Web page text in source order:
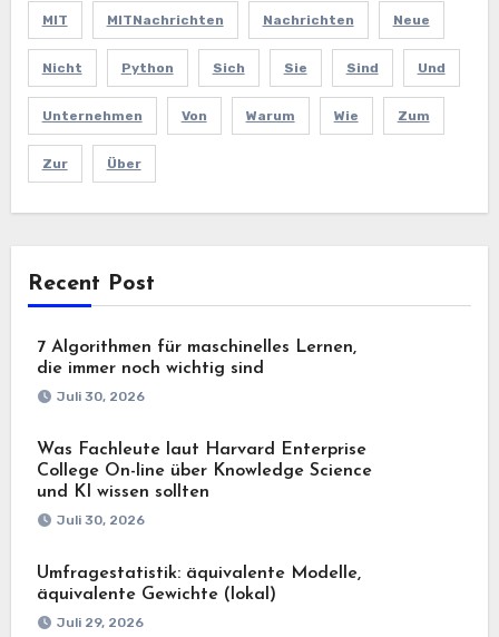
MIT MITNachrichten Nachrichten Neue
Nicht Python Sich Sie Sind Und
Unternehmen Von Warum Wie Zum
Zur Über
Recent Post
7 Algorithmen für maschinelles Lernen,
die immer noch wichtig sind
Juli 30, 2026
Was Fachleute laut Harvard Enterprise
College On-line über Knowledge Science
und KI wissen sollten
Juli 30, 2026
Umfragestatistik: äquivalente Modelle,
äquivalente Gewichte (lokal)
Juli 29, 2026